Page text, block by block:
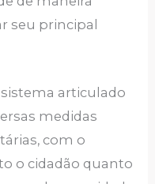
seu principal
articulado
medidas
com o
o cidadão quanto